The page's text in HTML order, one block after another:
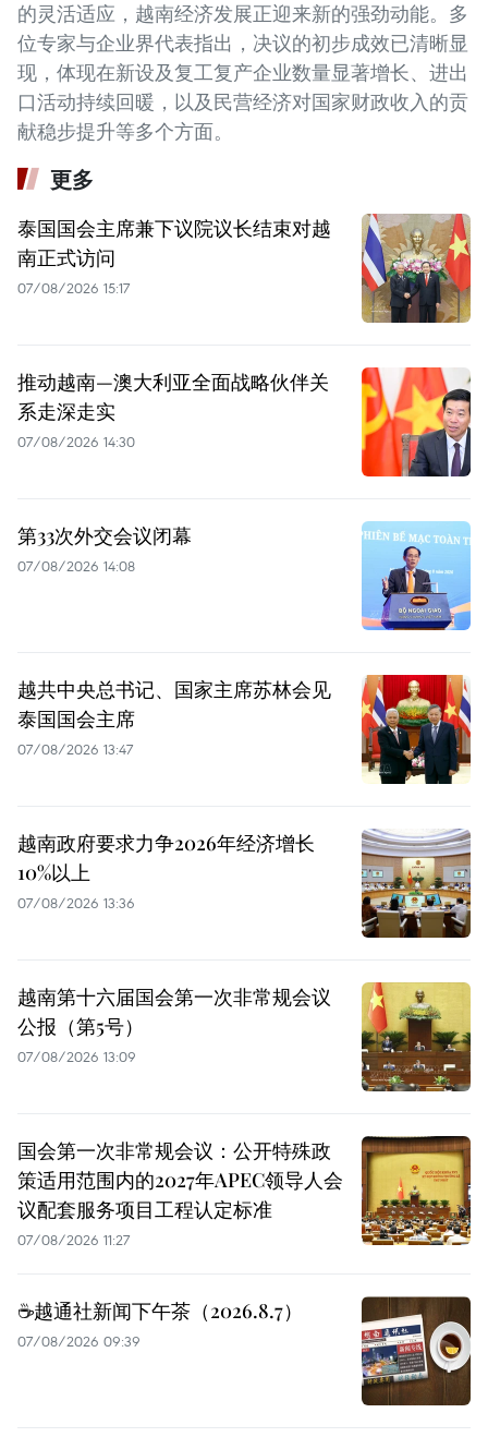
的灵活适应，越南经济发展正迎来新的强劲动能。多
位专家与企业界代表指出，决议的初步成效已清晰显
现，体现在新设及复工复产企业数量显著增长、进出
口活动持续回暖，以及民营经济对国家财政收入的贡
献稳步提升等多个方面。
更多
泰国国会主席兼下议院议长结束对越
南正式访问
07/08/2026 15:17
推动越南—澳大利亚全面战略伙伴关
系走深走实
07/08/2026 14:30
第33次外交会议闭幕
07/08/2026 14:08
越共中央总书记、国家主席苏林会见
泰国国会主席
07/08/2026 13:47
越南政府要求力争2026年经济增长
10%以上
07/08/2026 13:36
越南第十六届国会第一次非常规会议
公报（第5号）
07/08/2026 13:09
国会第一次非常规会议：公开特殊政
策适用范围内的2027年APEC领导人会
议配套服务项目工程认定标准
07/08/2026 11:27
☕️越通社新闻下午茶（2026.8.7）
07/08/2026 09:39